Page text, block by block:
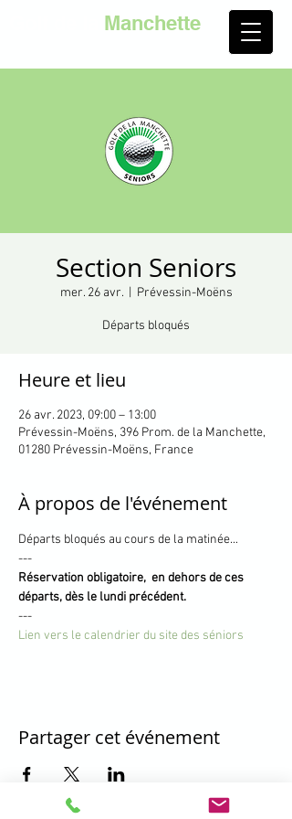
Manchette
Section Seniors
mer. 26 avr.
  |
Prévessin-Moëns
Départs bloqués
Heure et lieu
26 avr. 2023, 09:00 – 13:00
Prévessin-Moëns, 396 Prom. de la Manchette,
01280 Prévessin-Moëns, France
À propos de l'événement
Départs bloqués au cours de la matinée...
---
Réservation obligatoire,  en dehors de ces
départs, dès le lundi précédent.
---
Lien vers le calendrier du site des séniors
Partager cet événement